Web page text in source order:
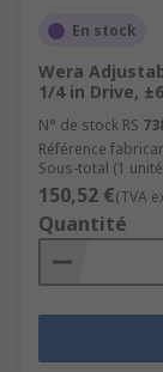
En stock
Wera
1/4 in Drive,
N° de stock RS
Référence
Sous-total (1
150,52 €(TVA
Quantité